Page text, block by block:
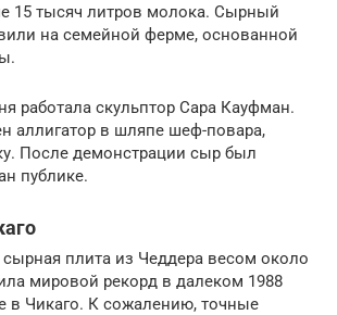
15 тысяч литров молока. Сырный
на семейной ферме, основанной
работала скульптор Сара Кауфман.
аллигатор в шляпе шеф-повара,
После демонстрации сыр был
публике.
сырная плита из Чеддера весом около
мировой рекорд в далеком 1988
в Чикаго. К сожалению, точные